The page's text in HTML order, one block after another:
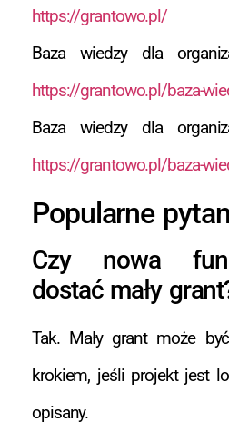
https://grantowo.pl/
Baza wiedzy dla
https://grantowo.pl/baza-
Baza wiedzy dla
https://grantowo.pl/baza-
Popularne
Czy nowa
dostać mały
Tak. Mały grant może
krokiem, jeśli projekt jest
opisany.